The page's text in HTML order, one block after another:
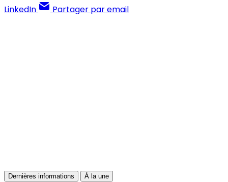
LinkedIn
Partager par email
Dernières informations À la une